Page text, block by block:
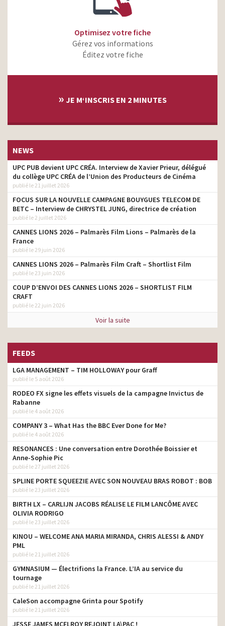
monteur
Citeo – Réemployons
monteur
monteur
E.Leclerc – Autotests –
énergétique – Push It
meilleures tendances
sont celles qui durent
monteur
Darty – C’est parti pour
durer
Valentino – Born in Roma
intensité
TikTok – Une fenêtre sur le
Amazon – Demain en
mieux – La fanfare
Valentino – Born in Roma –
Coral Fantasy
Les Furets – Comparer
Santé
Celio – Be normal – Noël
monteur
Azzaro The Most Wanted –
Cadremploi – Nous aussi
on a hâte que ça se
termine
MeilleursAgents – Le roi
de l’estimation
Optimisez votre fiche
Gérez vos informations
Éditez votre fiche
» JE M‘INSCRIS EN 2 MINUTES
NEWS
UPC PUB devient UPC CRÉA. Interview de Xavier Prieur, délégué
du collège UPC CRÉA de l’Union des Producteurs de Cinéma
publié le 21 juillet 2026
FOCUS SUR LA NOUVELLE CAMPAGNE BOUYGUES TELECOM DE
BETC – Interview de CHRYSTEL JUNG, directrice de création
publié le 2 juillet 2026
CANNES LIONS 2026 – Palmarès Film Lions – Palmarès de la
France
publié le 29 juin 2026
CANNES LIONS 2026 – Palmarès Film Craft – Shortlist Film
publié le 23 juin 2026
COUP D’ENVOI DES CANNES LIONS 2026 – SHORTLIST FILM
CRAFT
publié le 22 juin 2026
Voir la suite
FEEDS
LGA MANAGEMENT – TIM HOLLOWAY pour Graff
publié le 5 août 2026
RODEO FX signe les effets visuels de la campagne Invictus de
Rabanne
publié le 4 août 2026
COMPANY 3 – What Has the BBC Ever Done for Me?
publié le 4 août 2026
RESONANCES : Une conversation entre Dorothée Boissier et
Anne-Sophie Pic
publié le 27 juillet 2026
SPLINE PORTE SQUEEZIE AVEC SON NOUVEAU BRAS ROBOT : BOB
publié le 23 juillet 2026
BIRTH LX – CARLIJN JACOBS RÉALISE LE FILM LANCÔME AVEC
OLIVIA RODRIGO
publié le 23 juillet 2026
KINOU – WELCOME ANA MARIA MIRANDA, CHRIS ALESSI & ANDY
PML
publié le 21 juillet 2026
GYMNASIUM — Électrifions la France. L’IA au service du
tournage
publié le 21 juillet 2026
CaleSon accompagne Grinta pour Spotify
publié le 21 juillet 2026
JESSE JAMES MCELROY REJOINT LA\PAC !